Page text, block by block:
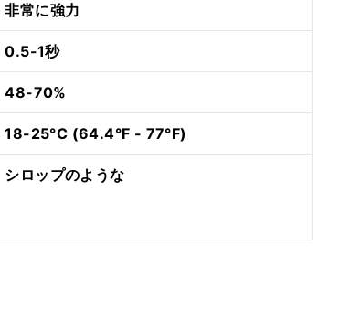
非常に強力
0.5-1秒
48-70%
18-25°C (64.4°F - 77°F)
シロップのような